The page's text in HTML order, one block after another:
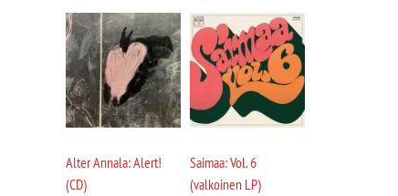
Alter Annala: Alert!
(CD)
Saimaa: Vol. 6
(valkoinen LP)